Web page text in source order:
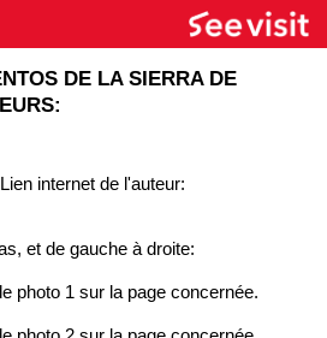
DE LA SIERRA DE
internet de l'auteur:
et de gauche à droite:
photo 1 sur la page concernée.